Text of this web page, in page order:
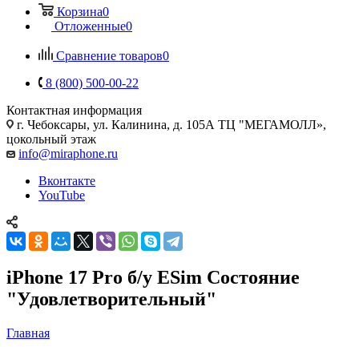
Корзина0
Отложенные0
Сравнение товаров0
8 (800) 500-00-22
Контактная информация
г. Чебоксары, ул. Калинина, д. 105А ТЦ "МЕГАМОЛЛ»,
цокольный этаж
info@miraphone.ru
Вконтакте
YouTube
iPhone 17 Pro б/у ESim Состояние
"Удовлетворительный"
Главная